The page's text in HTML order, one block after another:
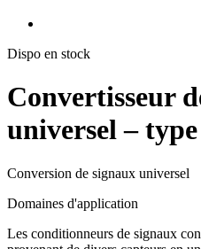
Dispo en stock
Convertisseur
universel –
Conversion de signaux universel
Domaines d'application
Les conditionneurs de signaux